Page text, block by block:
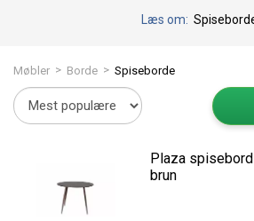
Læs om:
Møbler > Borde > Spiseborde
Plaza
brun